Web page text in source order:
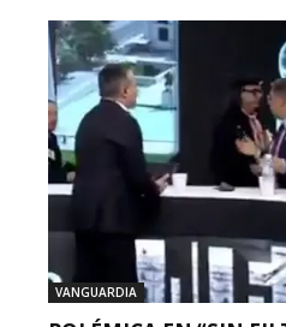
VANGUARDIA